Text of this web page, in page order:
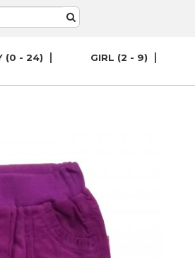
(0 - 24) GIRL (2 - 9)